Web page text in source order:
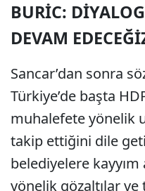
BURİC:
DEVAM
Sancar’dan sonra
Türkiye’de başta
muhalefete yönelik
takip ettiğini dile
belediyelere
yönelik gözaltılar